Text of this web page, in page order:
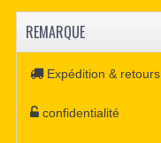
REMARQUE
Expédition & retours
confidentialité